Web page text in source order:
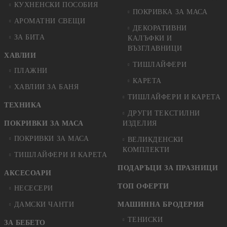
КУХНЕНСКИ ПОСОБИЯ
АРОМАТНИ СВЕЩИ
ЗА БИТА
ХАВЛИИ
ПЛАЖНИ
ХАВЛИИ ЗА БАНЯ
ТЕХНИКА
ПОКРИВКИ ЗА МАСА
ПОКРИВКИ ЗА МАСА
ТИШЛАЙФЕРИ И КАРЕТА
АКСЕСОАРИ
НЕСЕСЕРИ
ДАМСКИ ЧАНТИ
ЗА БЕБЕТО
ПОКРИВКА ЗА МАСА
ДЕКОРАТИВНИ
КАЛЪФКИ И
ВЪЗГЛАВНИЦИ
ТИШЛАЙФЕРИ
КАРЕТА
ТИШЛАЙФЕРИ И КАРЕТА
ДРУГИ ТЕКСТИЛНИ
ИЗДЕЛИЯ
ВЕЛИКДЕНСКИ
КОМПЛЕКТИ
ПОДАРЪЦИ ЗА ПРАЗНИЦИ
ТОП ОФЕРТИ
МАШИННА БРОДЕРИЯ
ТЕНИСКИ